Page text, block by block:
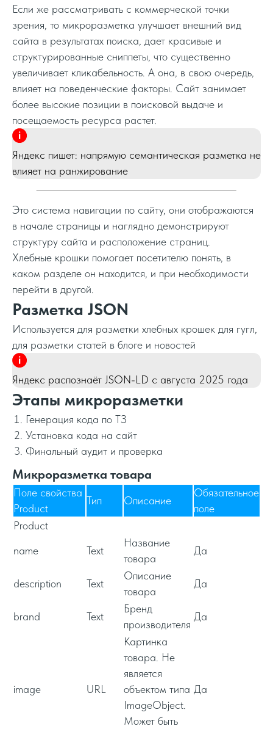
Если же рассматривать с коммерческой точки
зрения, то микроразметка улучшает внешний вид
сайта в результатах поиска, дает красивые и
структурированные сниппеты, что существенно
увеличивает кликабельность. А она, в свою очередь,
влияет на поведенческие факторы. Сайт занимает
более высокие позиции в поисковой выдаче и
посещаемость ресурса растет.
Яндекс пишет: напрямую семантическая разметка не
влияет на ранжирование
Это система навигации по сайту, они отображаются
в начале страницы и наглядно демонстрируют
структуру сайта и расположение страниц.
Хлебные крошки помогает посетителю понять, в
каком разделе он находится, и при необходимости
перейти в другой.
Разметка JSON
Используется для разметки хлебных крошек для гугл,
для разметки статей в блоге и новостей
Яндекс распознаёт JSON-LD с августа 2025 года
Этапы микроразметки
Генерация кода по ТЗ
Установка кода на сайт
Финальный аудит и проверка
Микроразметка товара
Поле свойства
Product
Тип Описание
Обязательное
поле
Product
name
Text
Название
товара
Да
description Text
Описание
товара
Да
brand Text
Бренд
производителя
Да
image URL
Картинка
товара. Не
является
объектом типа
ImageObject.
Может быть
Да